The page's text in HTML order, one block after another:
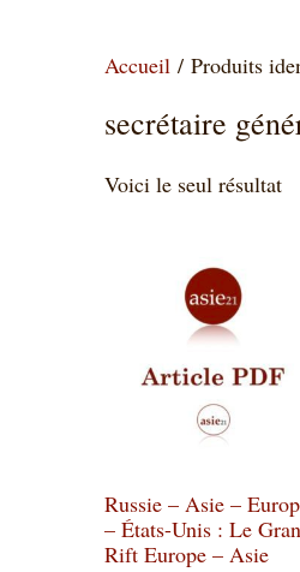
Accueil / Produits
secrétaire
Voici le seul résultat
Russie – Asie –
– États-Unis : Le
Rift Europe – Asie